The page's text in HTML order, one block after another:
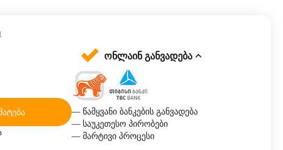
ონლაინ განვადება
— წამყვანი ბანკების განვადება
— საუკეთესო პირობები
— მარტივი პროცესი